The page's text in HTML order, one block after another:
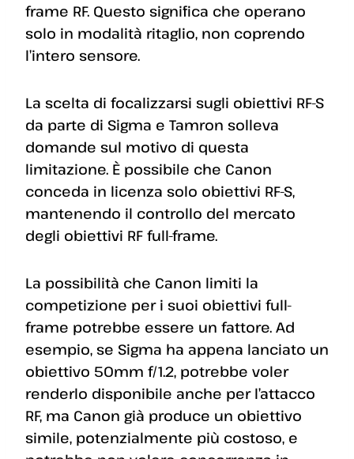
frame RF. Questo significa che operano
solo in modalità ritaglio, non coprendo
l’intero sensore.
La scelta di focalizzarsi sugli obiettivi RF-S
da parte di Sigma e Tamron solleva
domande sul motivo di questa
limitazione. È possibile che Canon
conceda in licenza solo obiettivi RF-S,
mantenendo il controllo del mercato
degli obiettivi RF full-frame.
La possibilità che Canon limiti la
competizione per i suoi obiettivi full-
frame potrebbe essere un fattore. Ad
esempio, se Sigma ha appena lanciato un
obiettivo 50mm f/1.2, potrebbe voler
renderlo disponibile anche per l’attacco
RF, ma Canon già produce un obiettivo
simile, potenzialmente più costoso, e